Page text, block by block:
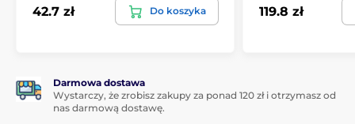
42.7 zł Do koszyka 119.8 zł
Darmowa dostawa
Wystarczy, że zrobisz zakupy za ponad 120 zł i otrzymasz od
nas darmową dostawę.